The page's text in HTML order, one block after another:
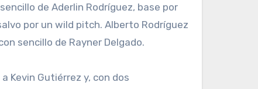
de Aderlin Rodríguez, base por
por un wild pitch. Alberto Rodríguez
sencillo de Rayner Delgado.
Kevin Gutiérrez y, con dos